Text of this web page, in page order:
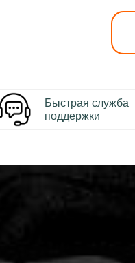
Быстрая служба
поддержки